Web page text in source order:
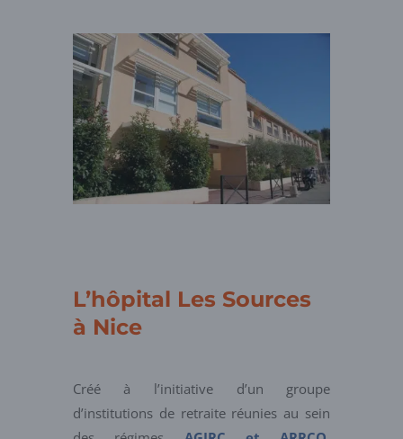
L’hôpital Les Sources
à Nice
Créé à l’initiative d’un groupe
d’institutions de retraite réunies au sein